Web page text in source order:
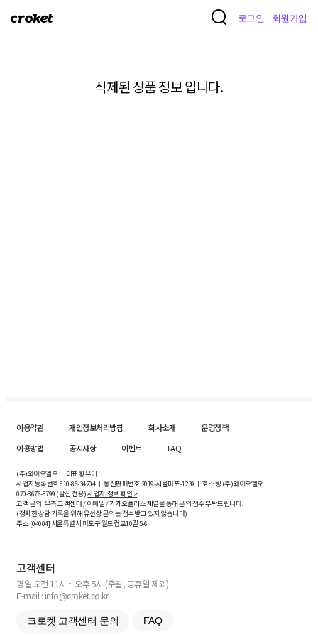
크
로그인 회원가입
삭제된 상품 정보 입니다.
이용약관 개인정보처리방침 회사소개
운영정책
이용방법
공지사항 이벤트 FAQ
(주)와이오엘오 ㅣ 대표 황유미
사업자등록번호610-86-34204ㅣ 통신판매번호 2019-서울마포-1239 ㅣ 호스팅 (주)와이오엘오
070-8676-8799 (발신 전용)사업자 정보 확인 >
고객 문의: 우측 고객센터 / 이메일 / 카카오플러스 채널을 통해 문의 접수 부탁드립니다.
(정확한 상담 기록을 위해 유선상 문의는 접수받고 있지 않습니다)
주소 [04004] 서울특별시 마포구 월드컵로10길5-6
고객센터
평일 오전 11시 ~ 오후 5시 (주말, 공휴일 제외)
E-mail : info@croket.co.kr
크로켓 고객센터 문의 FAQ